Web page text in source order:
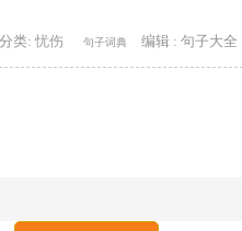
分类: 忧伤 句子词典 编辑 : 句子大全